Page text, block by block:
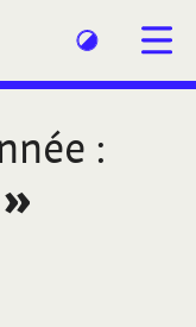
:
»